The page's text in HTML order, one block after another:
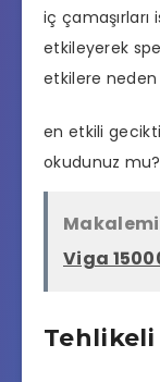
iç çamaşırları
etkileyerek
etkilere neden
en etkili
okudunuz mu?
Viga
Tehlikeli